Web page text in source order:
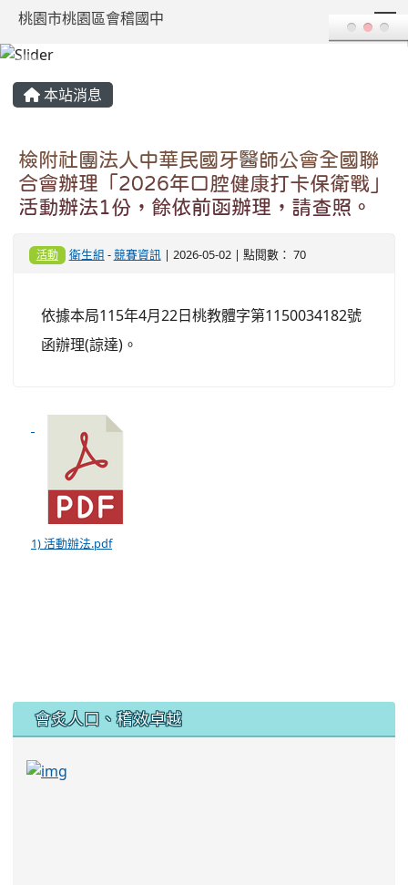
桃園市桃園區會稽國中
本站消息
檢附社團法人中華民國牙醫師公會全國聯
合會辦理「2026年口腔健康打卡保衛戰」
活動辦法1份，餘依前函辦理，請查照。
活動 衛生組 -競賽資訊| 2026-05-02 | 點閱數： 70
依據本局115年4月22日桃教體字第1150034182號
函辦理(諒達)。
1) 活動辦法.pdf
會炙人口、稽效卓越